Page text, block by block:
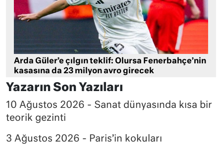
Arda Güler’e çılgın teklif: Olursa Fenerbahçe’nin
kasasına da 23 milyon avro girecek
Yazarın Son Yazıları
10 Ağustos 2026 - Sanat dünyasında kısa bir
teorik gezinti
3 Ağustos 2026 - Paris’in kokuları